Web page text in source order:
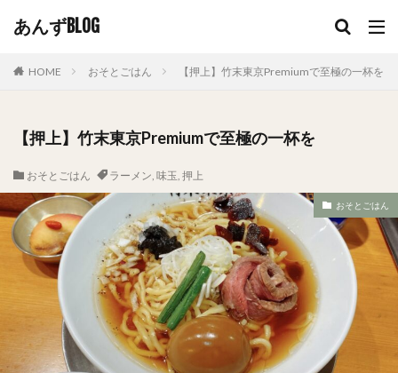
あんずBLOG
HOME おそとごはん 【押上】竹末東京Premiumで至極の一杯を
【押上】竹末東京Premiumで至極の一杯を
おそとごはん ラーメン, 味玉, 押上
おそとごはん